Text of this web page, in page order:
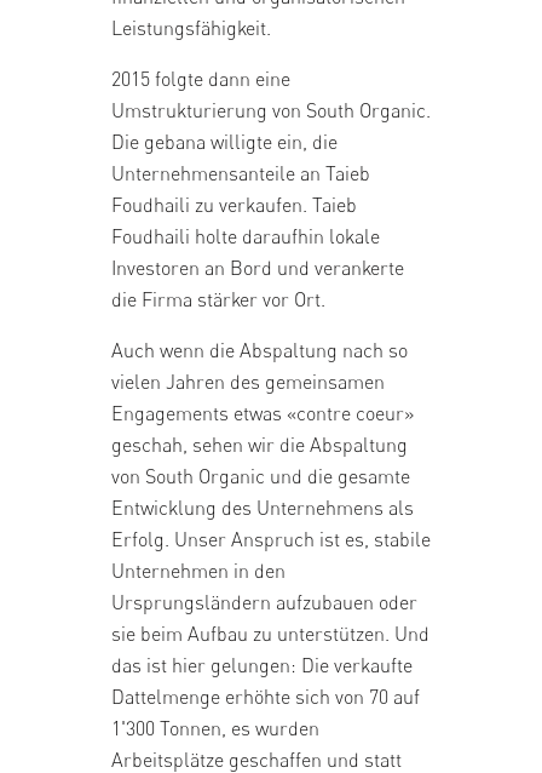
Leistungsfähigkeit.
2015 folgte dann eine
Umstrukturierung von South Organic.
Die gebana willigte ein, die
Unternehmensanteile an Taieb
Foudhaili zu verkaufen. Taieb
Foudhaili holte daraufhin lokale
Investoren an Bord und verankerte
die Firma stärker vor Ort.
Auch wenn die Abspaltung nach so
vielen Jahren des gemeinsamen
Engagements etwas «contre coeur»
geschah, sehen wir die Abspaltung
von South Organic und die gesamte
Entwicklung des Unternehmens als
Erfolg. Unser Anspruch ist es, stabile
Unternehmen in den
Ursprungsländern aufzubauen oder
sie beim Aufbau zu unterstützen. Und
das ist hier gelungen: Die verkaufte
Dattelmenge erhöhte sich von 70 auf
1'300 Tonnen, es wurden
Arbeitsplätze geschaffen und statt